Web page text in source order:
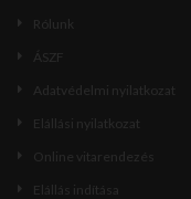
Rólunk
ÁSZF
Adatvédelmi nyilatkozat
Elállási nyilatkozat
Online vitarendezés
Elállás indítása